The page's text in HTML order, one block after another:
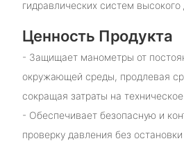
гидравлических систем высокого
Ценность Продукта
- Защищает манометры от
окружающей среды, продлевая
сокращая затраты на
- Обеспечивает безопасную и
проверку давления без